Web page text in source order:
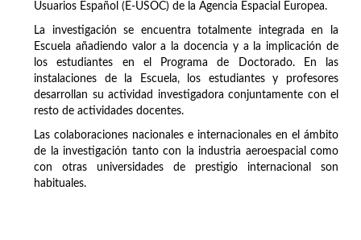
Usuarios Español (E-USOC) de la Agencia Espacial Europea.
La investigación se encuentra totalmente integrada en la
Escuela añadiendo valor a la docencia y a la implicación de
los estudiantes en el Programa de Doctorado. En las
instalaciones de la Escuela, los estudiantes y profesores
desarrollan su actividad investigadora conjuntamente con el
resto de actividades docentes.
Las colaboraciones nacionales e internacionales en el ámbito
de la investigación tanto con la industria aeroespacial como
con otras universidades de prestigio internacional son
habituales.